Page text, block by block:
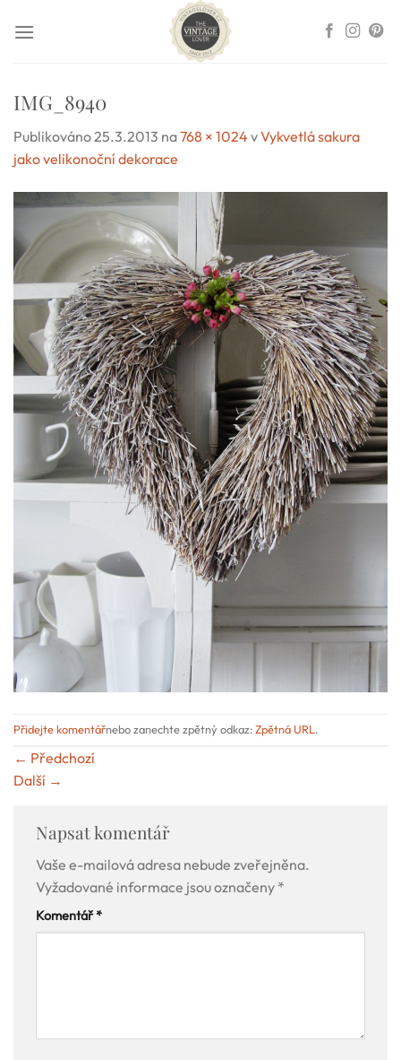
IMG_8940
Publikováno25.3.2013 na768 × 1024 vVykvetlá sakura
jako velikonoční dekorace
Přidejte komentářnebo zanechte zpětný odkaz:Zpětná URL .
← Předchozí
Další →
Napsat komentář
Vaše e-mailová adresa nebude zveřejněna.
Vyžadované informace jsou označeny *
Komentář*